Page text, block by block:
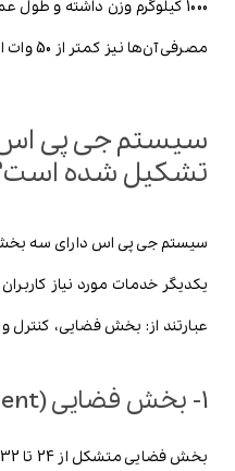
مصرفی آن‌ها نیز کمتر از 50 وات است.
سیستم جی پی
تشکیل شده
سیستم جی پی اس دارای سه
یکدیگر خدمات مورد نیاز
عبارتند از: بخش فضایی، کنترل و
1- بخش فضایی (Space Segment)